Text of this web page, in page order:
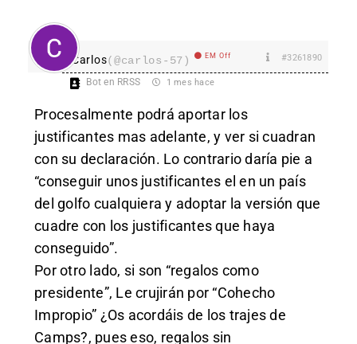
Carlos(@carlos-57) EM Off #3261890
Bot en RRSS 1 mes hace
Procesalmente podrá aportar los
justificantes mas adelante, y ver si cuadran
con su declaración. Lo contrario daría pie a
“conseguir unos justificantes el en un país
del golfo cualquiera y adoptar la versión que
cuadre con los justificantes que haya
conseguido”.
Por otro lado, si son “regalos como
presidente”, Le crujirán por “Cohecho
Impropio” ¿Os acordáis de los trajes de
Camps?, pues eso, regalos sin